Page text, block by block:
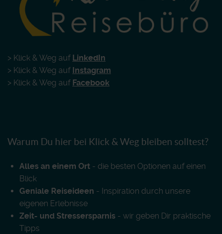
> Klick & Weg auf LinkedIn
> Klick & Weg auf Instagram
> Klick & Weg auf Facebook
Warum Du hier bei Klick & Weg bleiben solltest?
Alles an einem Ort - die besten Optionen auf einen
Blick
Geniale Reiseideen - Inspiration durch unsere
eigenen Erlebnisse
Zeit- und Stressersparnis - wir geben Dir praktische
Tipps